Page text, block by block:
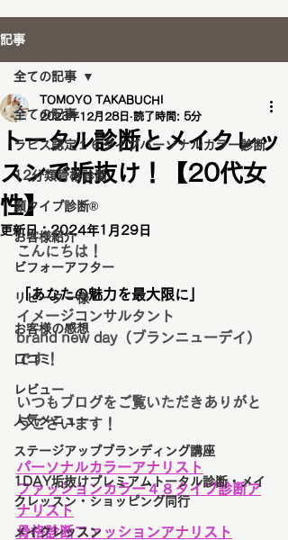
記事
全ての記事
ラピス認定１６タイプパーソナルカラー診断
12分類骨格診断
顔タイプ診断®️
お客様紹介
ビフォーアフター
リピーター様
お客様の感想
口コミ
レビュー
人気メニュー
ステージアップブランディング講座
1DAY垢抜けプレミアムトータル診断・メイ
クレッスン・ショッピング同行
メイクレッスン
全ての記事
トータル診断とメイクレッ
スンで垢抜け！【20代女
性】
TOMOYO TAKABUCHI
2023年12月28日 読了時間: 5分
更新日：2024年1月29日
こんにちは！
「あなたの魅力を最大限に」
イメージコンサルタント
brand new day（ブランニューデイ）
です！
いつもブログをご覧いただきありがと
うございます！
パーソナルカラーアナリスト
ファッションカラー４８タイプ診断ア
ナリスト
骨格診断ファッションアナリスト